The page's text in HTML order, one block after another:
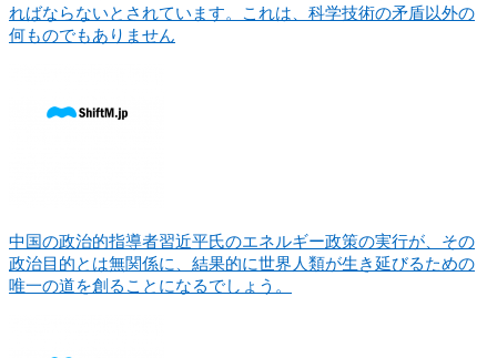
ればならないとされています。これは、科学技術の矛盾以外の
何ものでもありません
中国の政治的指導者習近平氏のエネルギー政策の実行が、その
政治目的とは無関係に、結果的に世界人類が生き延びるための
唯一の道を創ることになるでしょう。